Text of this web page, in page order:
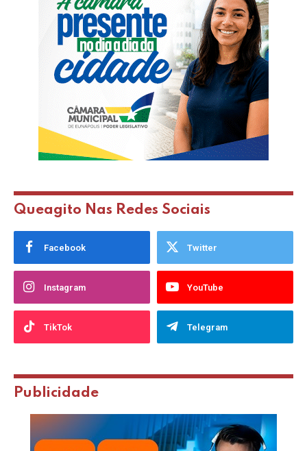
Queagito Nas Redes Sociais
Facebook Twitter
Instagram YouTube
TikTok Telegram
Publicidade